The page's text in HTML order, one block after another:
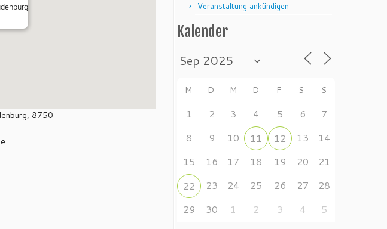
8750
Veranstaltung ankündigen
Kalender
M D M D F S S
1 2 3 4 5 6
7
8
9 10 11 12 13
14
15
16 17 18 19 20
21
22
23 24 25 26 27
28
29
30 1 2 3 4 5